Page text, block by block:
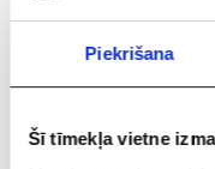
Piekrišana
Šī tīmekļa vietne